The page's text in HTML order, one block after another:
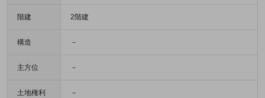
階建 2階建
構造 －
主方位 －
土地権利 －